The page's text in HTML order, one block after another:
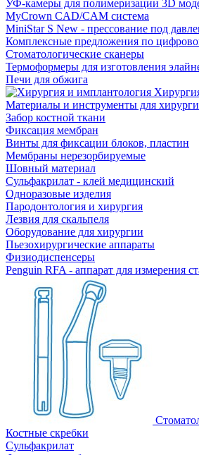
УФ-камеры для полимеризации 3D
MyCrown CAD/CAM система
MiniStar S New - прессование под
Комплексные предложения по
Стоматологические сканеры
Термоформеры для изготовления
Печи для обжига
Материалы и инструменты для
Забор костной ткани
Фиксация мембран
Винты для фиксации блоков, пластин
Мембраны нерезорбируемые
Шовный материал
Сульфакрилат - клей медицинский
Одноразовые изделия
Пародонтология и хирургия
Лезвия для скальпеля
Оборудование для хирургии
Пьезохирургические аппараты
Физиодиспенсеры
Penguin RFA - аппарат для измерения
Костные скребки
Сульфакрилат